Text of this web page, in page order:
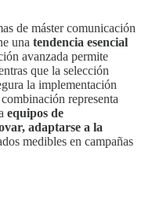
de máster comunicación
una tendencia esencial
avanzada permite
que la selección
la implementación
representa
equipos de
adaptarse a la
medibles en campañas